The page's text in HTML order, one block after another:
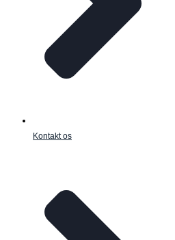
Kontakt os